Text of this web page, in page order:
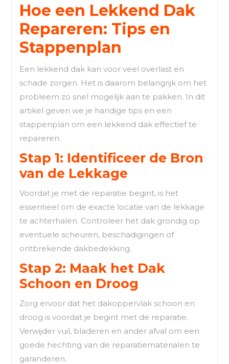
Hoe een Lekkend Dak
Repareren: Tips en
Stappenplan
Een lekkend dak kan voor veel overlast en
schade zorgen. Het is daarom belangrijk om het
probleem zo snel mogelijk aan te pakken. In dit
artikel geven we je handige tips en een
stappenplan om een lekkend dak effectief te
repareren.
Stap 1: Identificeer de Bron
van de Lekkage
Voordat je met de reparatie begint, is het
essentieel om de exacte locatie van de lekkage
te achterhalen. Controleer het dak grondig op
eventuele scheuren, beschadigingen of
ontbrekende dakbedekking.
Stap 2: Maak het Dak
Schoon en Droog
Zorg ervoor dat het dakoppervlak schoon en
droog is voordat je begint met de reparatie.
Verwijder vuil, bladeren en ander afval om een
goede hechting van de reparatiematerialen te
garanderen.